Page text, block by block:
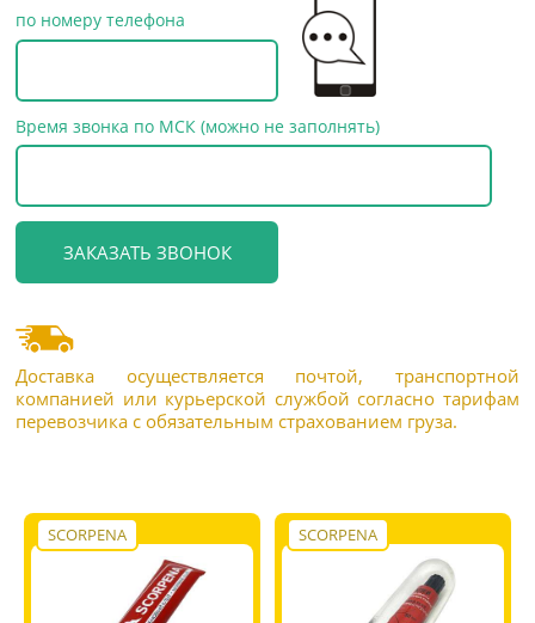
по номеру телефона
Время звонка по МСК (можно не заполнять)
Доставка осуществляется почтой, транспортной
компанией или курьерской службой согласно тарифам
перевозчика с обязательным страхованием груза.
SCORPENA SCORPENA